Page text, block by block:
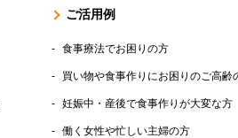
ご活用例
食事療法でお困りの方
買い物や食事作りにお困りのご高齢
妊娠中・産後で食事作りが大変な方
働く女性や忙しい主婦の方